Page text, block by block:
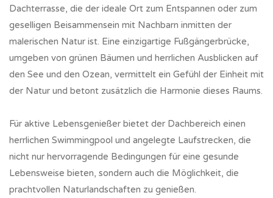
Dachterrasse, die der ideale Ort zum Entspannen oder zum
geselligen Beisammensein mit Nachbarn inmitten der
malerischen Natur ist. Eine einzigartige Fußgängerbrücke,
umgeben von grünen Bäumen und herrlichen Ausblicken auf
den See und den Ozean, vermittelt ein Gefühl der Einheit mit
der Natur und betont zusätzlich die Harmonie dieses Raums.
Für aktive Lebensgenießer bietet der Dachbereich einen
herrlichen Swimmingpool und angelegte Laufstrecken, die
nicht nur hervorragende Bedingungen für eine gesunde
Lebensweise bieten, sondern auch die Möglichkeit, die
prachtvollen Naturlandschaften zu genießen.